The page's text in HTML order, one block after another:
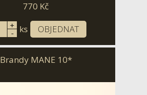
770 Kč
+
- ks OBJEDNAT
Brandy MANE 10*